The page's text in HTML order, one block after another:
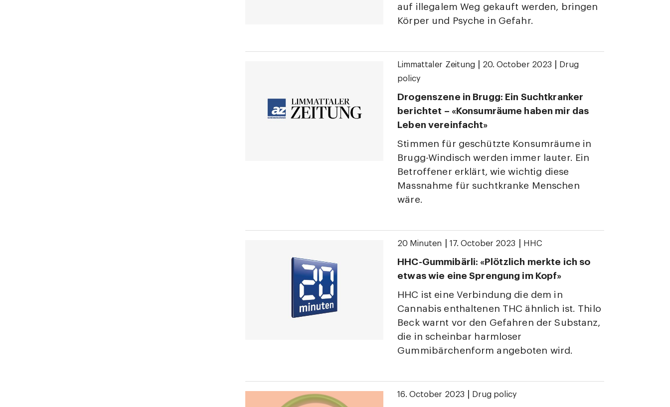
auf illegalem Weg gekauft werden, bringen
Körper und Psyche in Gefahr.
Limmattaler Zeitung 20. October 2023
Drug
policy
Drogenszene in Brugg: Ein Suchtkranker
berichtet – «Konsumräume haben mir das
Leben vereinfacht»
Stimmen für geschützte Konsumräume in
Brugg-Windisch werden immer lauter. Ein
Betroffener erklärt, wie wichtig diese
Massnahme für suchtkranke Menschen
wäre.
20 Minuten 17. October 2023 HHC
HHC-Gummibärli: «Plötzlich merkte ich so
etwas wie eine Sprengung im Kopf»
HHC ist eine Verbindung die dem in
Cannabis enthaltenen THC ähnlich ist. Thilo
Beck warnt vor den Gefahren der Substanz,
die in scheinbar harmloser
Gummibärchenform angeboten wird.
16. October 2023 Drug policy